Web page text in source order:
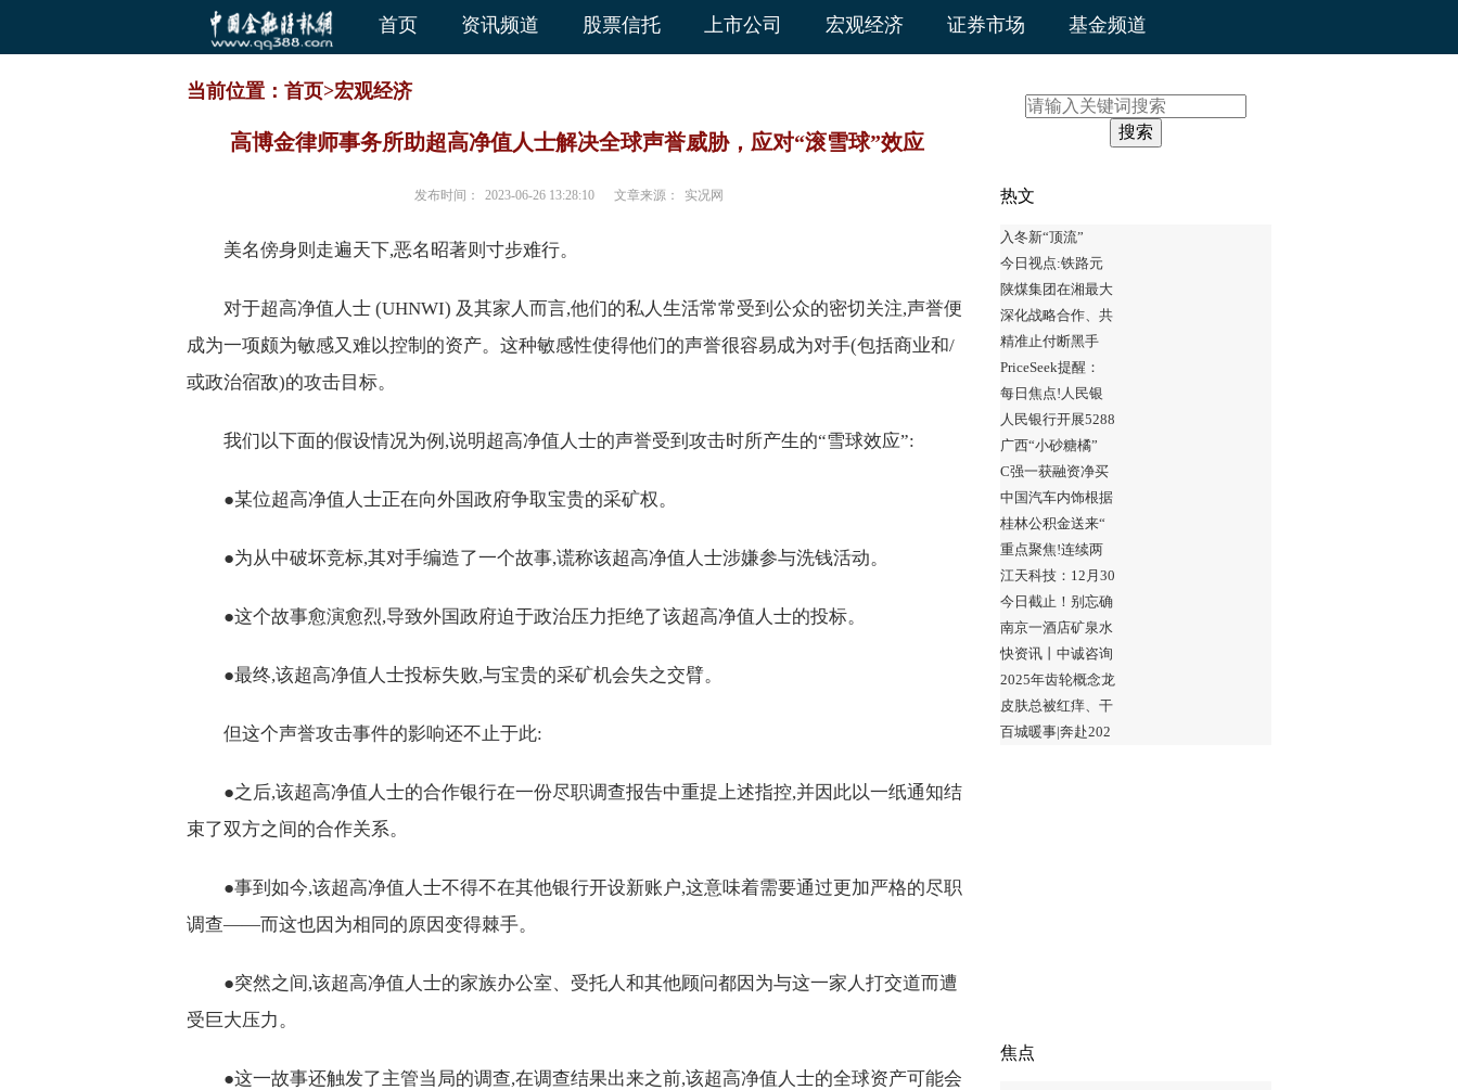
首页 资讯频道 股票信托 上市公司 宏观经济 证券市场 基金频道
当前位置： 首页>宏观经济
高博金律师事务所助超高净值人士解决全球声誉威胁，应对“滚雪球”效应
发布时间： 2023-06-26 13:28:10 文章来源： 实况网
美名傍身则走遍天下,恶名昭著则寸步难行。
对于超高净值人士 (UHNWI) 及其家人而言,他们的私人生活常常受到公众的密切关注,声誉便
成为一项颇为敏感又难以控制的资产。这种敏感性使得他们的声誉很容易成为对手(包括商业和/
或政治宿敌)的攻击目标。
我们以下面的假设情况为例,说明超高净值人士的声誉受到攻击时所产生的“雪球效应”:
●某位超高净值人士正在向外国政府争取宝贵的采矿权。
●为从中破坏竞标,其对手编造了一个故事,谎称该超高净值人士涉嫌参与洗钱活动。
●这个故事愈演愈烈,导致外国政府迫于政治压力拒绝了该超高净值人士的投标。
●最终,该超高净值人士投标失败,与宝贵的采矿机会失之交臂。
但这个声誉攻击事件的影响还不止于此:
●之后,该超高净值人士的合作银行在一份尽职调查报告中重提上述指控,并因此以一纸通知结
束了双方之间的合作关系。
●事到如今,该超高净值人士不得不在其他银行开设新账户,这意味着需要通过更加严格的尽职
调查——而这也因为相同的原因变得棘手。
●突然之间,该超高净值人士的家族办公室、受托人和其他顾问都因为与这一家人打交道而遭
受巨大压力。
●这一故事还触发了主管当局的调查,在调查结果出来之前,该超高净值人士的全球资产可能会
搜索
热文
入冬新“顶流”
今日视点:铁路元
陕煤集团在湘最大
深化战略合作、共
精准止付断黑手
PriceSeek提醒：
每日焦点!人民银
人民银行开展5288
广西“小砂糖橘”
C强一获融资净买
中国汽车内饰根据
桂林公积金送来“
重点聚焦!连续两
江天科技：12月30
今日截止！别忘确
南京一酒店矿泉水
快资讯丨中诚咨询
2025年齿轮概念龙
皮肤总被红痒、干
百城暖事|奔赴202
焦点